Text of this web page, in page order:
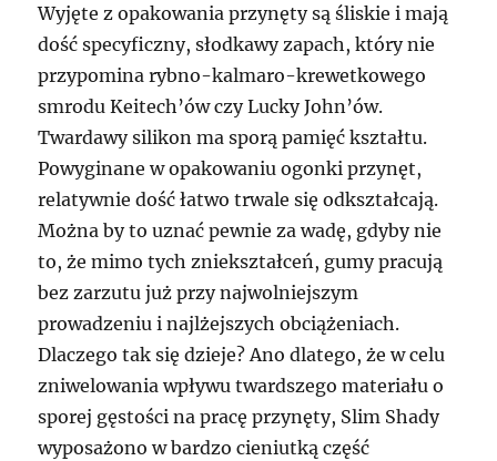
Wyjęte z opakowania przynęty są śliskie i mają
dość specyficzny, słodkawy zapach, który nie
przypomina rybno-kalmaro-krewetkowego
smrodu Keitech’ów czy Lucky John’ów.
Twardawy silikon ma sporą pamięć kształtu.
Powyginane w opakowaniu ogonki przynęt,
relatywnie dość łatwo trwale się odkształcają.
Można by to uznać pewnie za wadę, gdyby nie
to, że mimo tych zniekształceń, gumy pracują
bez zarzutu już przy najwolniejszym
prowadzeniu i najlżejszych obciążeniach.
Dlaczego tak się dzieje? Ano dlatego, że w celu
zniwelowania wpływu twardszego materiału o
sporej gęstości na pracę przynęty, Slim Shady
wyposażono w bardzo cieniutką część